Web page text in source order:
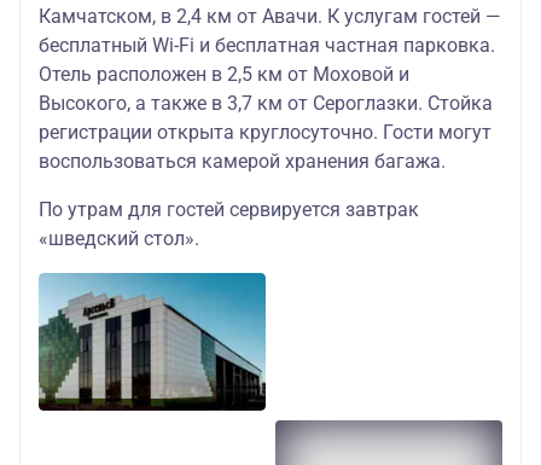
Камчатском, в 2,4 км от Авачи. К услугам гостей —
бесплатный Wi-Fi и бесплатная частная парковка.
Отель расположен в 2,5 км от Моховой и
Высокого, а также в 3,7 км от Сероглазки. Стойка
регистрации открыта круглосуточно. Гости могут
воспользоваться камерой хранения багажа.
По утрам для гостей сервируется завтрак
«шведский стол».